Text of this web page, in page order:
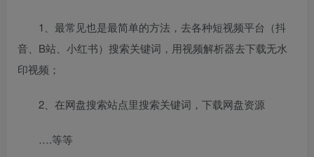
1、最常见也是最简单的方法，去各种短视频平台（抖
音、B站、小红书）搜索关键词，用视频解析器去下载无水
印视频；
2、在网盘搜索站点里搜索关键词，下载网盘资源
….等等